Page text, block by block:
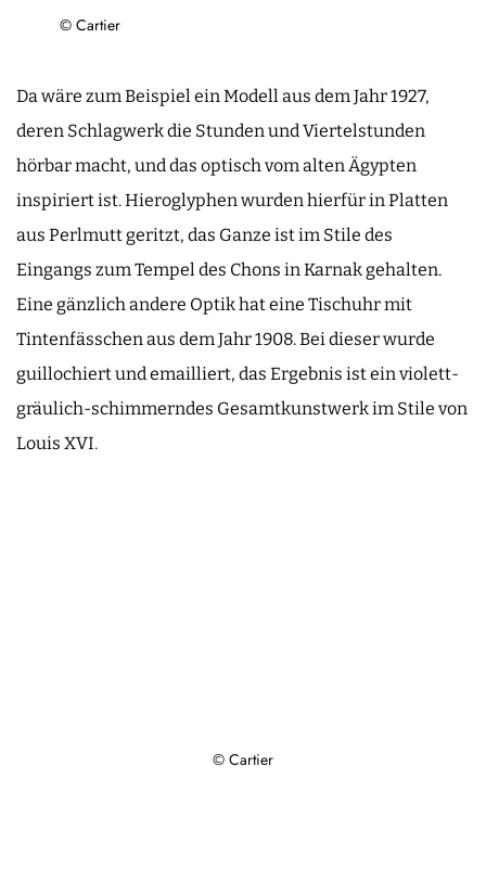
© Cartier
Da wäre zum Beispiel ein Modell aus dem Jahr 1927,
deren Schlagwerk die Stunden und Viertelstunden
hörbar macht, und das optisch vom alten Ägypten
inspiriert ist. Hieroglyphen wurden hierfür in Platten
aus Perlmutt geritzt, das Ganze ist im Stile des
Eingangs zum Tempel des Chons in Karnak gehalten.
Eine gänzlich andere Optik hat eine Tischuhr mit
Tintenfässchen aus dem Jahr 1908. Bei dieser wurde
guillochiert und emailliert, das Ergebnis ist ein violett-
gräulich-schimmerndes Gesamtkunstwerk im Stile von
Louis XVI.
© Cartier